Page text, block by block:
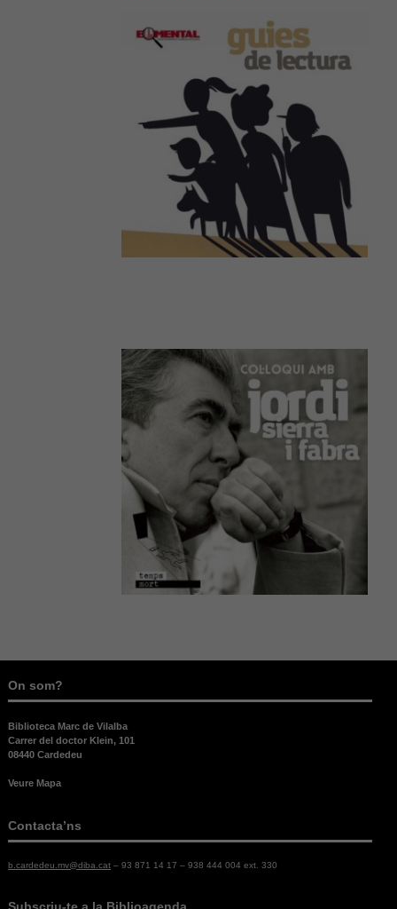
On som?
Biblioteca Marc de Vilalba
Carrer del doctor Klein, 101
08440 Cardedeu
Veure Mapa
Contacta’ns
b.cardedeu.mv@diba.cat– 93 871 14 17 – 938 444 004 ext. 330
Estadístiques
Per a millorar
la nostra web
necessitem
aquestes
cookies.
Experiència
Per tal que el
nostre lloc
Si rebutges
aquestes
cookies,
alguna
funcionalitat
desapareixerà
del lloc web.